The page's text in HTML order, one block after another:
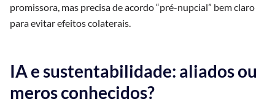
promissora, mas precisa de acordo “pré-nupcial” bem claro
para evitar efeitos colaterais.
IA e sustentabilidade: aliados ou
meros conhecidos?